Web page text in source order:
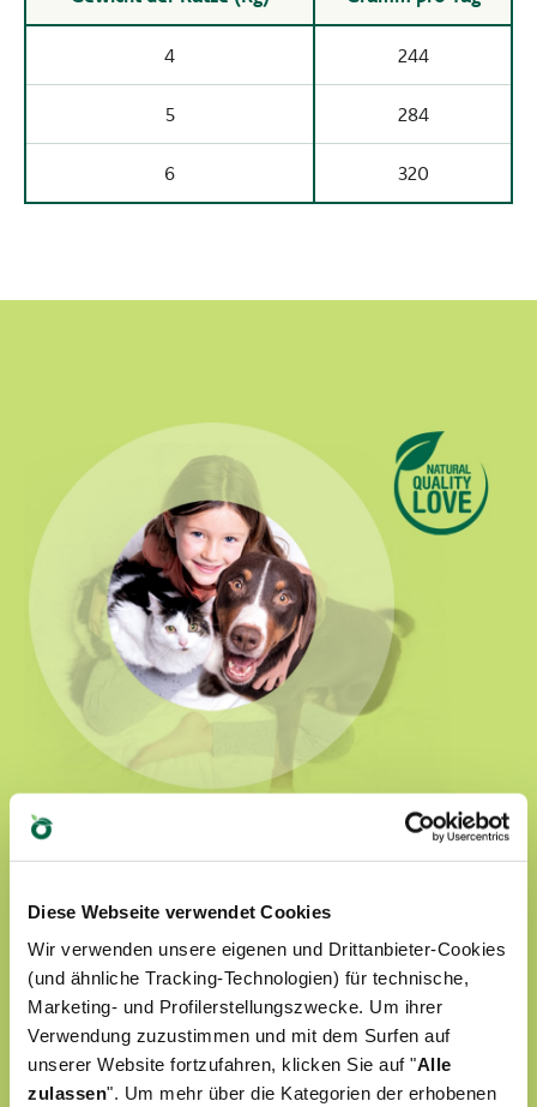
Diese Webseite verwendet Cookies
Wir verwenden unsere eigenen und Drittanbieter-Cookies
(und ähnliche Tracking-Technologien) für technische,
Marketing- und Profilerstellungszwecke. Um ihrer
Verwendung zuzustimmen und mit dem Surfen auf
unserer Website fortzufahren, klicken Sie auf "Alle
zulassen". Um mehr über die Kategorien der erhobenen
4 244
5 284
6 320
Natural Quality Love
In der Welt von Oasy werden unsere Vierbeiner
immer von Liebe umgegeben.
Unsere Produkte:
werden mit ausgewählten natürlichen